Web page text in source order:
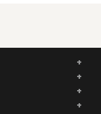
+
+
+
+